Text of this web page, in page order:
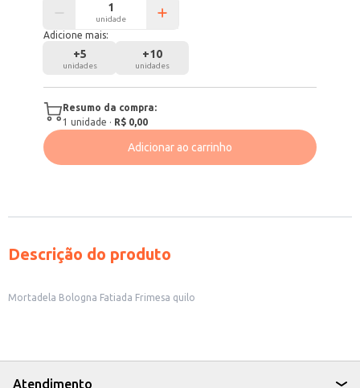
unidade
Adicione mais:
+5
unidades
+10
unidades
Resumo da compra:
1 unidade · R$ 0,00
Adicionar ao carrinho
Descrição do produto
Mortadela Bologna Fatiada Frimesa quilo
Atendimento